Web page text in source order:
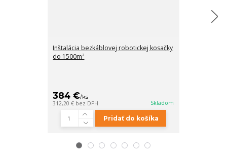
Inštalácia bezkáblovej robotickej kosačky
do 1500m²
384 €/ks
312,20 € bez DPH Skladom
Pridať do košíka